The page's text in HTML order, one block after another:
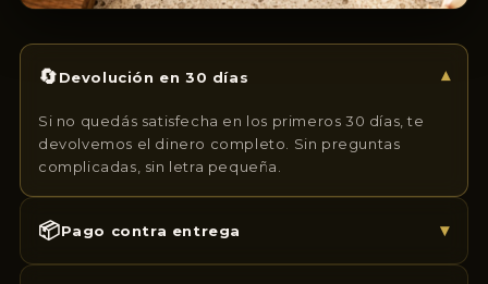
🔄Devolución en 30 días ▾
Si no quedás satisfecha en los primeros 30 días, te
devolvemos el dinero completo. Sin preguntas
complicadas, sin letra pequeña.
📦Pago contra entrega ▾